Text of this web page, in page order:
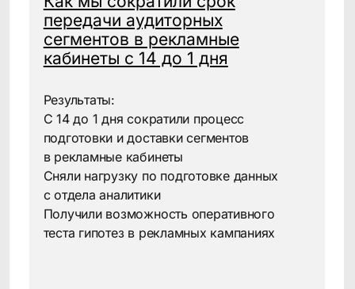
Как CDP помогает
Можно ли использовать
CDP, если у компании нет
своей e-commerce-
платформы?
Да, вы можете подключать
данные от партнёров или
обогащать от офлайн-
ритейлеров и digital-каналов —
CDP адаптируется под
доступные источники.